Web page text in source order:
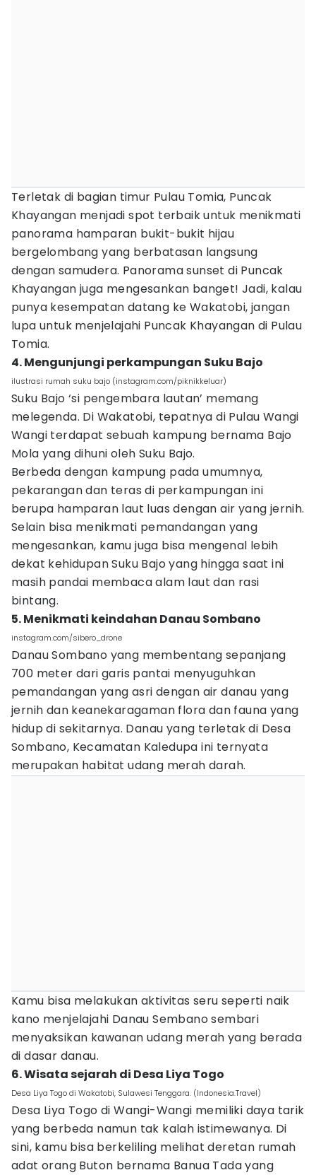
Terletak di bagian timur Pulau Tomia, Puncak
Khayangan menjadi spot terbaik untuk menikmati
panorama hamparan bukit-bukit hijau
bergelombang yang berbatasan langsung
dengan samudera. Panorama sunset di Puncak
Khayangan juga mengesankan banget! Jadi, kalau
punya kesempatan datang ke Wakatobi, jangan
lupa untuk menjelajahi Puncak Khayangan di Pulau
Tomia.
4. Mengunjungi perkampungan Suku Bajo
ilustrasi rumah suku bajo (instagram.com/piknikkeluar)
Suku Bajo ‘si pengembara lautan’ memang
melegenda. Di Wakatobi, tepatnya di Pulau Wangi
Wangi terdapat sebuah kampung bernama Bajo
Mola yang dihuni oleh Suku Bajo.
Berbeda dengan kampung pada umumnya,
pekarangan dan teras di perkampungan ini
berupa hamparan laut luas dengan air yang jernih.
Selain bisa menikmati pemandangan yang
mengesankan, kamu juga bisa mengenal lebih
dekat kehidupan Suku Bajo yang hingga saat ini
masih pandai membaca alam laut dan rasi
bintang.
5. Menikmati keindahan Danau Sombano
instagram.com/sibero_drone
Danau Sombano yang membentang sepanjang
700 meter dari garis pantai menyuguhkan
pemandangan yang asri dengan air danau yang
jernih dan keanekaragaman flora dan fauna yang
hidup di sekitarnya. Danau yang terletak di Desa
Sombano, Kecamatan Kaledupa ini ternyata
merupakan habitat udang merah darah.
Kamu bisa melakukan aktivitas seru seperti naik
kano menjelajahi Danau Sembano sembari
menyaksikan kawanan udang merah yang berada
di dasar danau.
6. Wisata sejarah di Desa Liya Togo
Desa Liya Togo di Wakatobi, Sulawesi Tenggara. (Indonesia.Travel)
Desa Liya Togo di Wangi-Wangi memiliki daya tarik
yang berbeda namun tak kalah istimewanya. Di
sini, kamu bisa berkeliling melihat deretan rumah
adat orang Buton bernama Banua Tada yang